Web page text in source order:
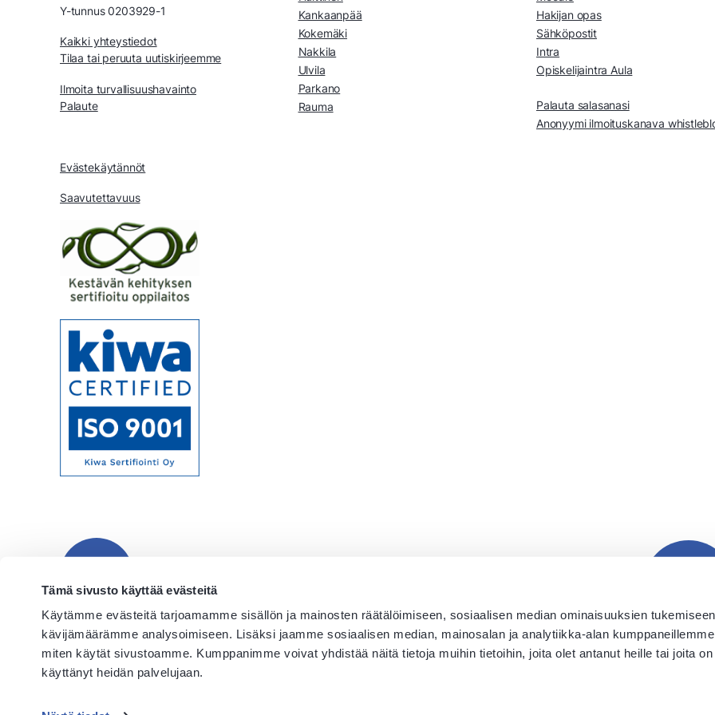
Tämä sivusto käyttää evästeitä
Käytämme evästeitä tarjoamamme sisällön ja mainosten räätälöimiseen, sosiaalisen median ominaisuuksien
kävijämäärämme analysoimiseen. Lisäksi jaamme sosiaalisen median, mainosalan ja analytiikka-alan
miten käytät sivustoamme. Kumppanimme voivat yhdistää näitä tietoja muihin tietoihin, joita olet antanut heille tai joita
käyttänyt heidän palvelujaan.
Y-tunnus 0203929-1
Kaikki yhteystiedot
Tilaa tai peruuta uutiskirjeemme
Ilmoita turvallisuushavainto
Palaute
Evästekäytännöt
Saavutettavuus
Kankaanpää
Kokemäki
Nakkila
Ulvila
Parkano
Rauma
Hakijan opas
Sähköpostit
Intra
Opiskelijaintra Aula
Palauta salasanasi
Anonyymi ilmoituskanava